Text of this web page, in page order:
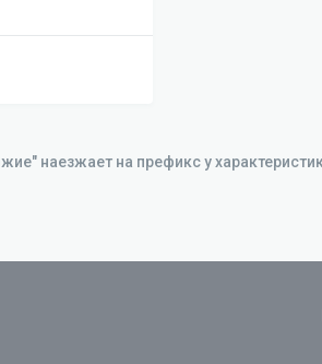
наезжает на префикс у характеристик